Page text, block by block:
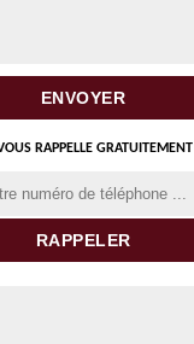
RAPPELLE GRATUITEMENT